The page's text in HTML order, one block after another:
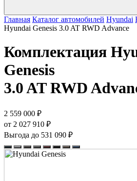
Главная Каталог автомобилей Hyundai
Hyundai Genesis 3.0 AT RWD Advance
Комплектация
Genesis
3.0 AT RWD
2 559 000 ₽
от 2 027 910 ₽
Выгода до 531 090 ₽